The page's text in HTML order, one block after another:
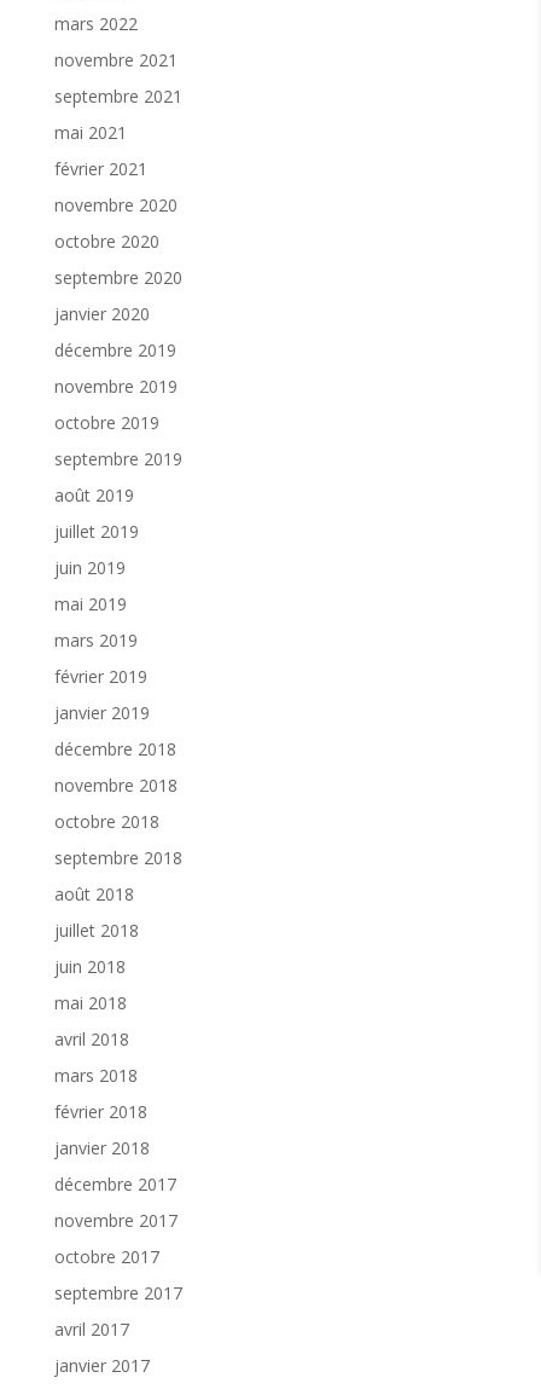
mars 2022
novembre 2021
septembre 2021
mai 2021
février 2021
novembre 2020
octobre 2020
septembre 2020
janvier 2020
décembre 2019
novembre 2019
octobre 2019
septembre 2019
août 2019
juillet 2019
juin 2019
mai 2019
mars 2019
février 2019
janvier 2019
décembre 2018
novembre 2018
octobre 2018
septembre 2018
août 2018
juillet 2018
juin 2018
mai 2018
avril 2018
mars 2018
février 2018
janvier 2018
décembre 2017
novembre 2017
octobre 2017
septembre 2017
avril 2017
janvier 2017